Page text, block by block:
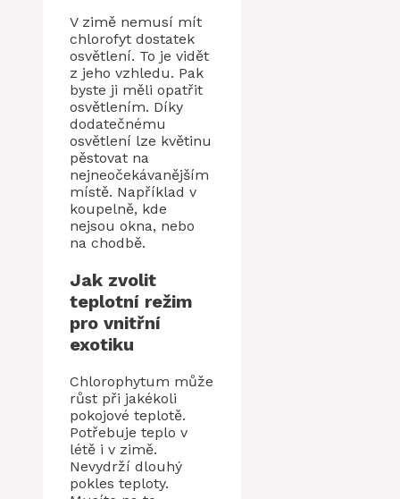
V zimě nemusí mít
chlorofyt dostatek
osvětlení. To je vidět
z jeho vzhledu. Pak
byste ji měli opatřit
osvětlením. Díky
dodatečnému
osvětlení lze květinu
pěstovat na
nejneočekávanějším
místě. Například v
koupelně, kde
nejsou okna, nebo
na chodbě.
Jak zvolit
teplotní režim
pro vnitřní
exotiku
Chlorophytum může
růst při jakékoli
pokojové teplotě.
Potřebuje teplo v
létě i v zimě.
Nevydrží dlouhý
pokles teploty.